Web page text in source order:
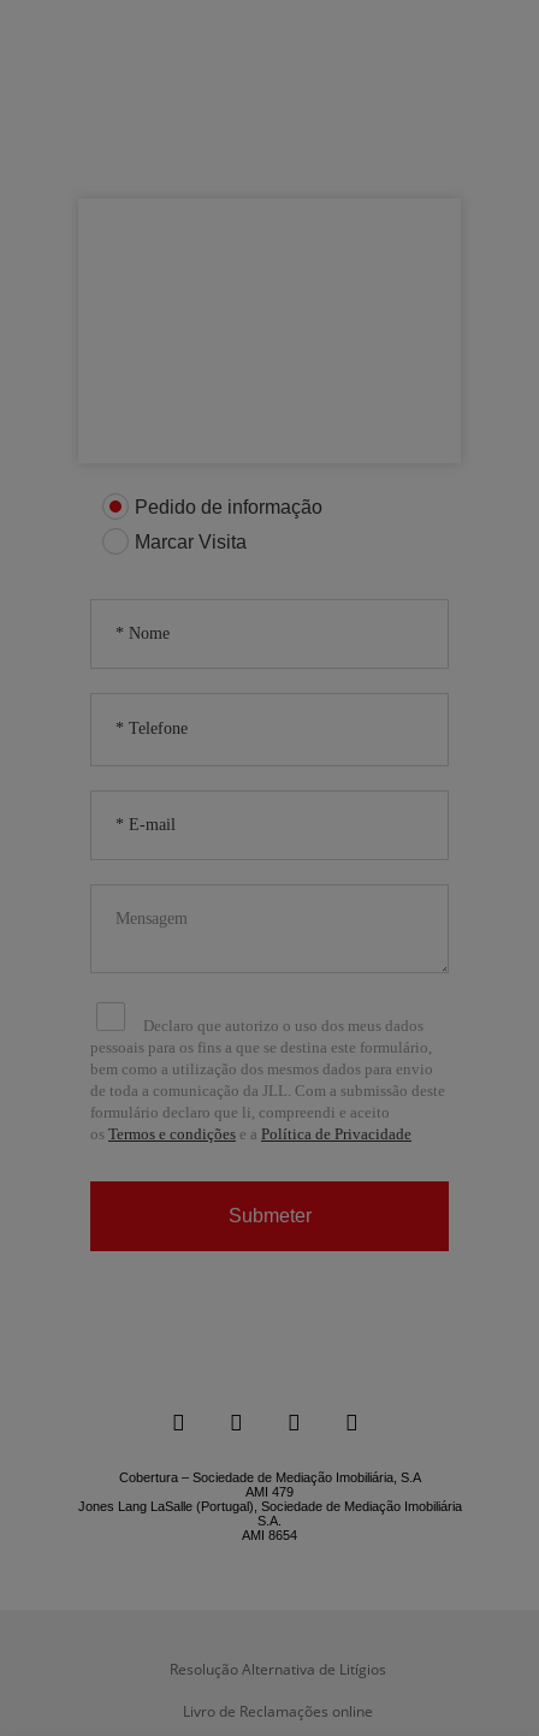
Pedido de informação
Marcar Visita
Declaro que autorizo o uso dos meus dados
pessoais para os fins a que se destina este formulário,
bem como a utilização dos mesmos dados para envio
de toda a comunicação da JLL. Com a submissão deste
formulário declaro que li, compreendi e aceito
os Termos e condições e a Política de Privacidade
Submeter
Cobertura – Sociedade de Mediação Imobiliária, S.A
AMI 479
Jones Lang LaSalle (Portugal), Sociedade de Mediação Imobiliária
S.A.
AMI 8654
   
Resolução Alternativa de Litígios
Livro de Reclamações online